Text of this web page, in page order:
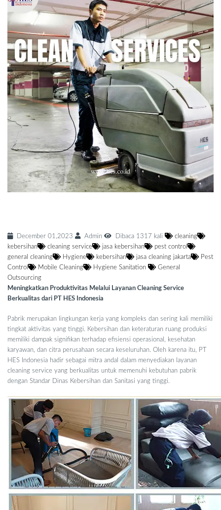
December 01,2023 Admin Dibaca 1317 kali
cleaning
kebersihan
cleaning service jasa kebersihan
pest control
general cleaning
Hygiene kebersihan jasa cleaning jakarta
Pest
Control
Mobile Cleaning Hygiene Sanitation
General
Outsourcing
Meningkatkan Produktivitas Melalui Layanan Cleaning Service
Berkualitas dari PT HES Indonesia
Pabrik merupakan lingkungan kerja yang kompleks dan sering kali memiliki
tingkat aktivitas yang tinggi. Kebersihan dan keteraturan ruang produksi
memiliki dampak signifikan terhadap efisiensi operasional, kesehatan
karyawan, dan citra perusahaan secara keseluruhan. Oleh karena itu, PT
HES Indonesia hadir sebagai mitra andal dalam menyediakan layanan
cleaning service yang berkualitas untuk memenuhi kebutuhan pabrik
dengan Standar Dinas Kebersihan dan Sanitasi yang tinggi.